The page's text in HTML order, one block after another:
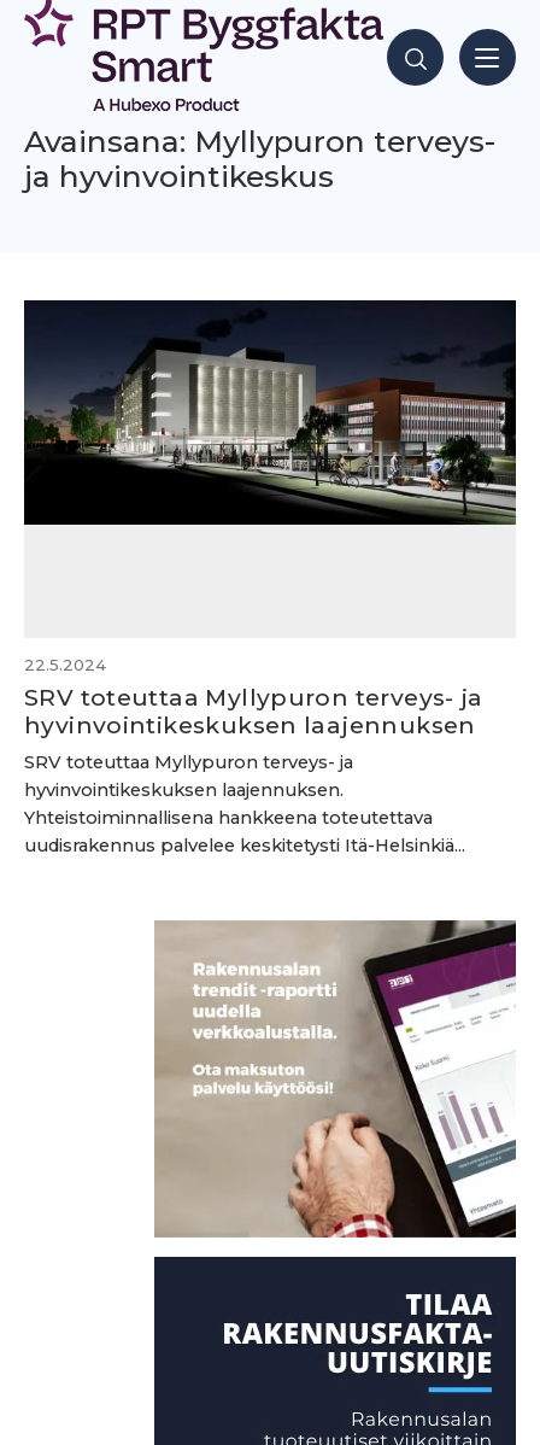
Siirry
sisältöön
Hae sisältöjä
Avainsana: Myllypuron terveys-
ja hyvinvointikeskus
22.5.2024
SRV toteuttaa Myllypuron terveys- ja
hyvinvointikeskuksen laajennuksen
SRV toteuttaa Myllypuron terveys- ja
hyvinvointikeskuksen laajennuksen.
Yhteistoiminnallisena hankkeena toteutettava
uudisrakennus palvelee keskitetysti Itä-Helsinkiä...